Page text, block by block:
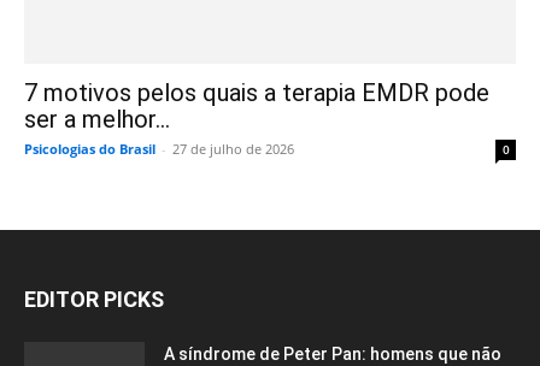
7 motivos pelos quais a terapia EMDR pode
ser a melhor...
Psicologias do Brasil - 27 de julho de 2026 0
EDITOR PICKS
A síndrome de Peter Pan: homens que não